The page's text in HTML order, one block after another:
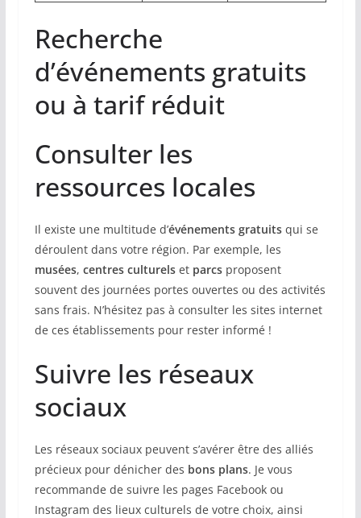
Recherche
d’événements gratuits
ou à tarif réduit
Consulter les
ressources locales
Il existe une multitude d’événements gratuitsqui se
déroulent dans votre région. Par exemple, les
musées, centres culturelset parcsproposent
souvent des journées portes ouvertes ou des activités
sans frais. N’hésitez pas à consulter les sites internet
de ces établissements pour rester informé !
Suivre les réseaux
sociaux
Les réseaux sociaux peuvent s’avérer être des alliés
précieux pour dénicher des bons plans. Je vous
recommande de suivre les pages Facebook ou
Instagram des lieux culturels de votre choix, ainsi